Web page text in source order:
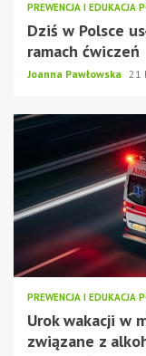
PREWENCJA I EDUKACJA
Dziś w Polsce
ramach ćwiczeń
Joanna Pawłowska 21
PREWENCJA I EDUKACJA
Urok wakacji w
związane z